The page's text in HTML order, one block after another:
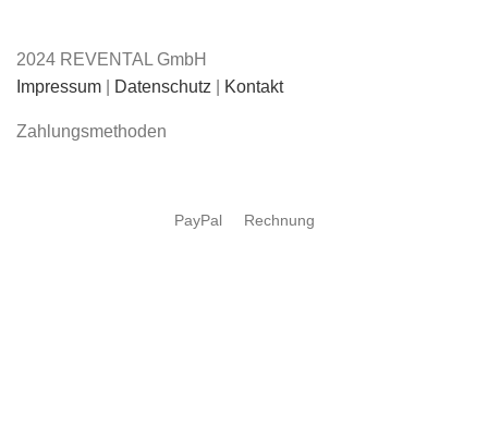
2024 REVENTAL GmbH
Impressum
Datenschutz Kontakt
Zahlungsmethoden
PayPal Rechnung